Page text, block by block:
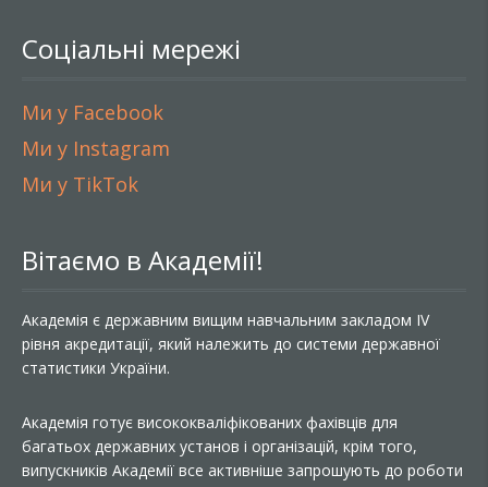
Соціальні мережі
Ми у Facebook
Ми у Instagram
Ми у TikTok
Вітаємо в Академії!
Академія є державним вищим навчальним закладом IV
рівня акредитації, який належить до системи державної
статистики України.
Академія готує висококваліфікованих фахівців для
багатьох державних установ і організацій, крім того,
випускників Академії все активніше запрошують до роботи